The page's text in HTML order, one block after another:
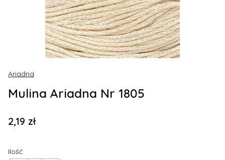
Ariadna
Mulina Ariadna Nr 1805
Cena
2,19 zł
Ilość